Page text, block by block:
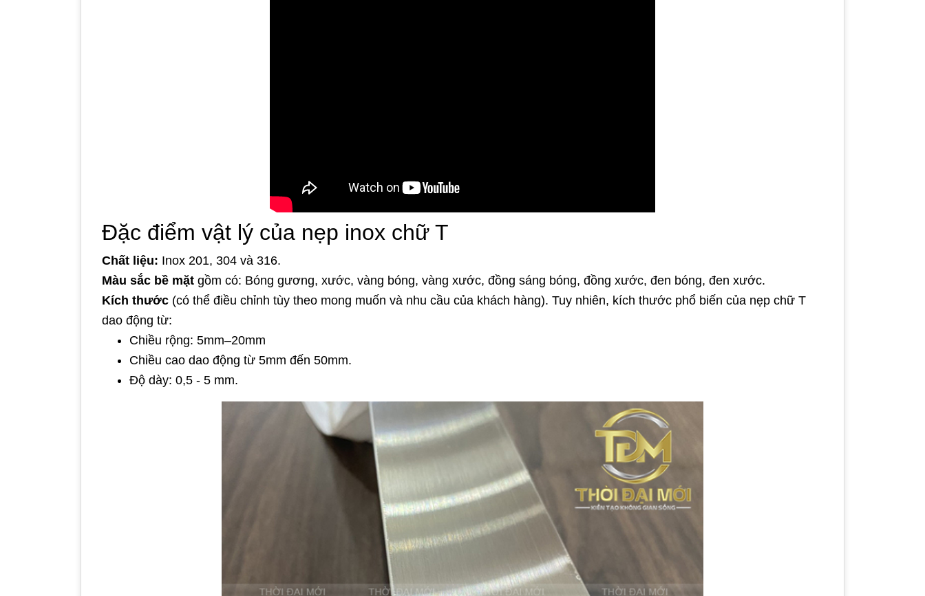
Đặc điểm vật lý của nẹp inox chữ T
Chất liệu: Inox 201, 304 và 316.
Màu sắc bề mặt gồm có: Bóng gương, xước, vàng bóng, vàng xước, đồng sáng bóng, đồng xước, đen bóng, đen xước.
Kích thước (có thể điều chỉnh tùy theo mong muốn và nhu cầu của khách hàng). Tuy nhiên, kích thước phổ biến của nẹp chữ T
dao động từ:
Chiều rộng: 5mm–20mm
Chiều cao dao động từ 5mm đến 50mm.
Độ dày: 0,5 - 5 mm.